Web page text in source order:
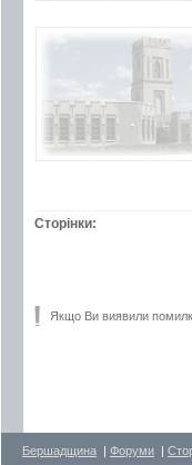
Сторінки:
Якщо Ви виявили
Бершадщина | Форуми |